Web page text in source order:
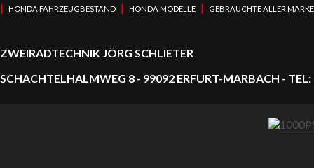
| HONDA FAHRZEUGBESTAND | HONDA MODELLE | GEBRAUCHTE ALLER
ZWEIRADTECHNIK JÖRG SCHLIETER
SCHACHTELHALMWEG 8 - 99092 ERFURT-MARBACH -